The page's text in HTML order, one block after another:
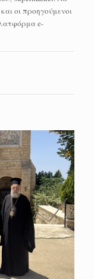
οι προηγούμενοι
e-